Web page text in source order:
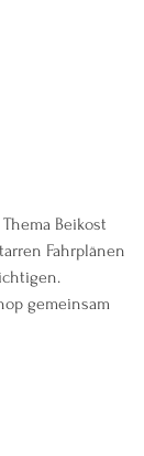
Beikost
Fahrplänen
gemeinsam